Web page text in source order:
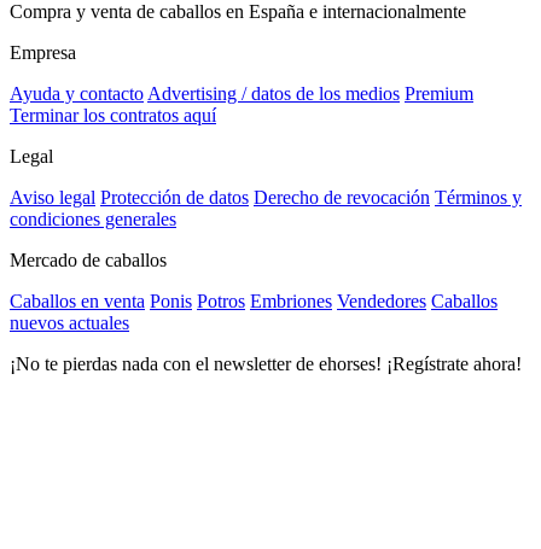
Compra y venta de caballos en España e internacionalmente
Empresa
Ayuda y contactoAdvertising / datos de los medios Premium
Terminar los contratos aquí
Legal
Aviso legal Protección de datos Derecho de revocación Términos y
condiciones generales
Mercado de caballos
Caballos en venta Ponis Potros Embriones Vendedores Caballos
nuevos actuales
¡No te pierdas nada con el newsletter de ehorses! ¡Regístrate ahora!